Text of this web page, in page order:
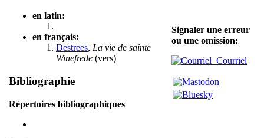
en latin:
en français:
Destrees, La vie de sainte
Winefrede (vers)
Bibliographie
Répertoires bibliographiques
Signaler une erreur
ou une omission:
Courriel